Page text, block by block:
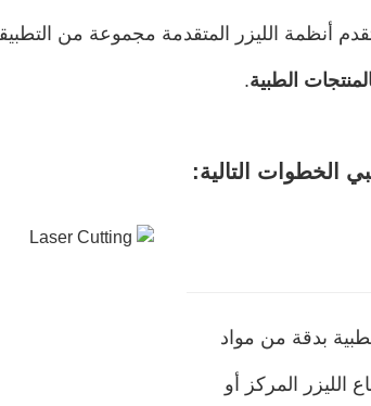
أنظمة الليزر المتقدمة مجموعة من
الطبية.
الخطوات التالية:
بدقة من مواد
الليزر المركز أو